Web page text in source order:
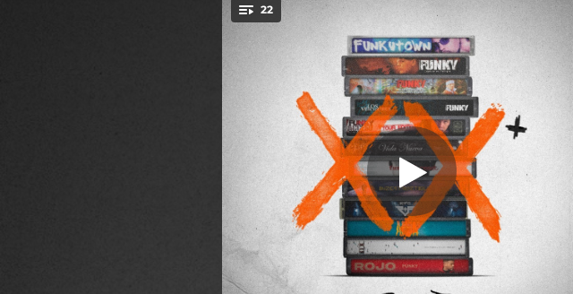
You're all set!
22
Después De La Caída (feat. René
Gonzalez)
Eres Mi Bendición (feat. Alex
03:26
MLQHD BYE BYE (feat. Alex
05:43
Dale La
Cambio De Plan
Luz Y Sal (feat. Edward
03:57
Contigo (Justo A
08:02